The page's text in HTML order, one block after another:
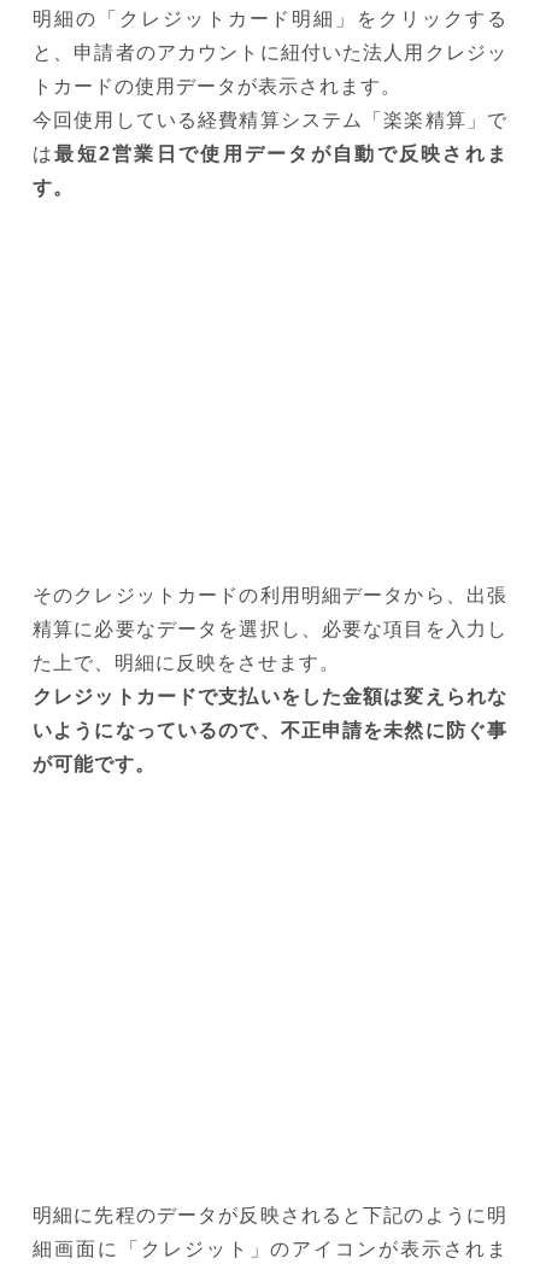
明細の「クレジットカード明細」をクリックする
と、申請者のアカウントに紐付いた法人用クレジッ
トカードの使用データが表示されます。
今回使用している経費精算システム「楽楽精算」で
は最短2営業日で使用データが自動で反映されま
す。
そのクレジットカードの利用明細データから、出張
精算に必要なデータを選択し、必要な項目を入力し
た上で、明細に反映をさせます。
クレジットカードで支払いをした金額は変えられな
いようになっているので、不正申請を未然に防ぐ事
が可能です。
明細に先程のデータが反映されると下記のように明
細画面に「クレジット」のアイコンが表示されま